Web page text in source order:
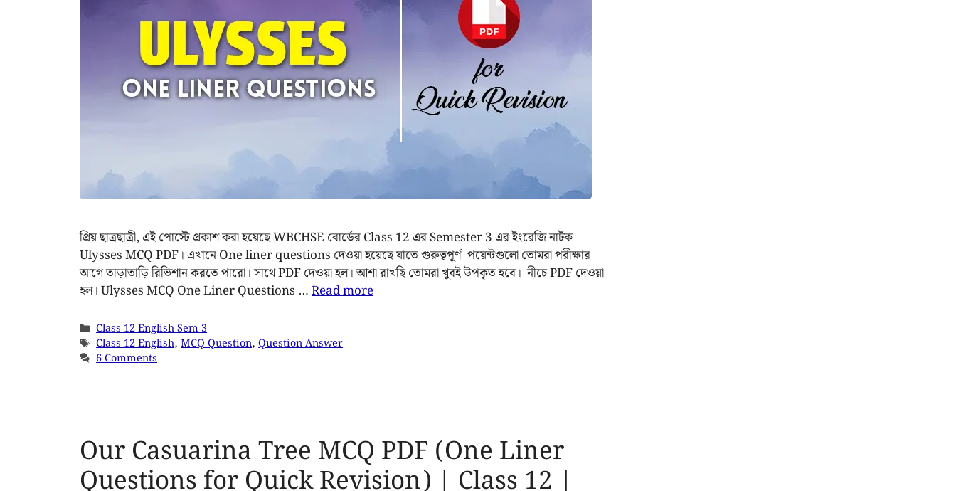
প্রিয় ছাত্রছাত্রী, এই পোস্টে প্রকাশ করা হয়েছে WBCHSE বোর্ডের Class 12 এর Semester 3 এর ইংরেজি নাটক
Ulysses MCQ PDF। এখানে One liner questions দেওয়া হয়েছে যাতে গুরুত্বপূর্ণ পয়েন্টগুলো তোমরা পরীক্ষার
আগে তাড়াতাড়ি রিভিশান করতে পারো। সাথে PDF দেওয়া হল। আশা রাখছি তোমরা খুবই উপকৃত হবে। নীচে PDF দেওয়া
হল। Ulysses MCQ One Liner Questions …Read more
Class 12 English Sem 3
Class 12 English,MCQ Question,Question Answer
6 Comments
Our Casuarina Tree MCQ PDF (One Liner
Questions for Quick Revision) | Class 12 |